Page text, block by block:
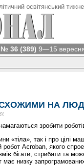
освітянський
№ 36 (389) 9—15
НА
намагаються зробити
«тіла», так і про цілі
Acroban, якого
бігати, стрибати та
низку